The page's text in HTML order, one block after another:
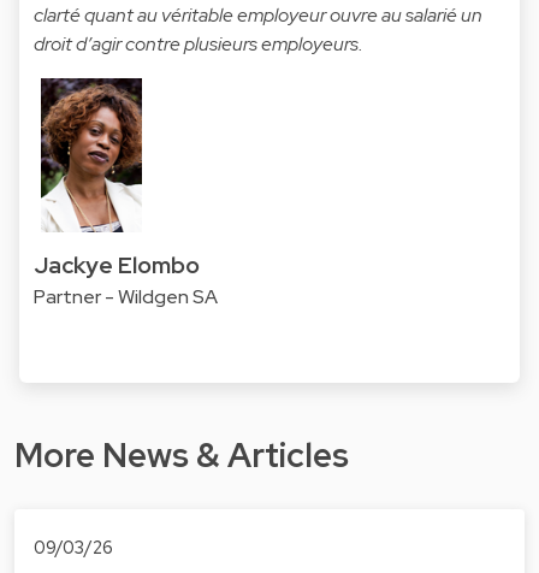
clarté quant au véritable employeur ouvre au salarié un
droit d’agir contre plusieurs employeurs.
Jackye Elombo
Partner - Wildgen SA
More News & Articles
09/03/26